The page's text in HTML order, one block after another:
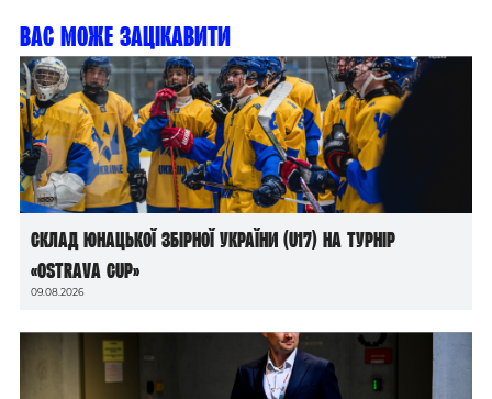
Вас може зацікавити
Склад юнацької збірної України (U17) на турнір
«Ostrava Cup»
09.08.2026